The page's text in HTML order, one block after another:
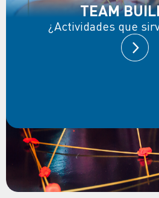
TEAM
¿Actividades que